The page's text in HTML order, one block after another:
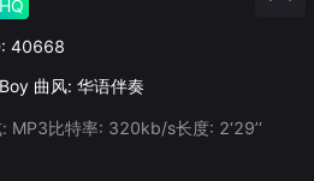
HQ
40668
曲风: 华语伴奏
MP3比特率: 320kb/s长度: 2‘29’‘